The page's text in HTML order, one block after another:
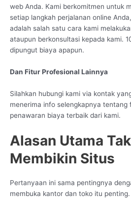
web Anda. Kami berkomitmen untuk
setiap langkah perjalanan online
adalah salah satu cara kami
ataupun berkonsultasi kepada kami.
dipungut biaya apapun.
Dan Fitur Profesional Lainnya
Silahkan hubungi kami via kontak
menerima info selengkapnya tentang
penawaran biaya terbaik dari kami.
Alasan Utama
Membikin Situs
Pertanyaan ini sama pentingnya
membuka kantor dan toko itu